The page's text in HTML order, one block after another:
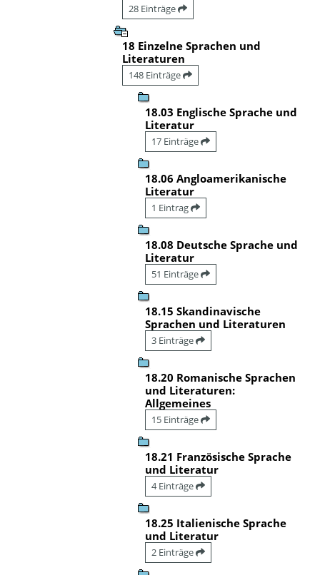
28 Einträge
18 Einzelne Sprachen und
Literaturen
148 Einträge
18.03 Englische Sprache und
Literatur
17 Einträge
18.06 Angloamerikanische
Literatur
1 Eintrag
18.08 Deutsche Sprache und
Literatur
51 Einträge
18.15 Skandinavische
Sprachen und Literaturen
3 Einträge
18.20 Romanische Sprachen
und Literaturen:
Allgemeines
15 Einträge
18.21 Französische Sprache
und Literatur
4 Einträge
18.25 Italienische Sprache
und Literatur
2 Einträge